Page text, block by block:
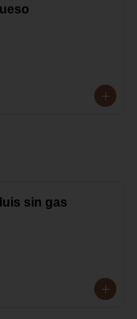
sin gas